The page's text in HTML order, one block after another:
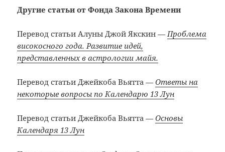
Другие статьи от Фонда Закона Времени
Перевод статьи Алуны Джой Якскин— Проблема
високосного года. Развитие идей,
представленных в астрологии майя.
Перевод статьи Джейкоба Вьятта— Ответы на
некоторые вопросы по Календарю 13 Лун
Перевод статьи Джейкоба Вьятта —Основы
Календаря 13 Лун